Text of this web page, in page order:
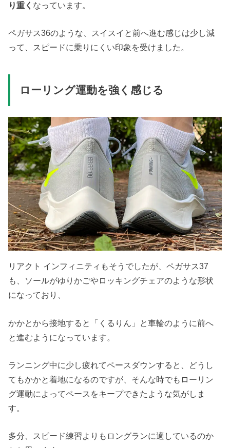
り重く なっています。
ペガサス36のような、スイスイと前へ進む感じは少し減
って、スピードに乗りにくい印象を受けました。
ローリング運動を強く感じる
リアクト インフィニティもそうでしたが、ペガサス37
も、ソールがゆりかごやロッキングチェアのような形状
になっており、
かかとから接地すると「くるりん」と車輪のように前へ
と進むようになっています。
ランニング中に少し疲れてペースダウンすると、どうし
てもかかと着地になるのですが、そんな時でもローリン
グ運動によってペースをキープできたような気がしま
す。
多分、スピード練習よりもロングランに適しているのか